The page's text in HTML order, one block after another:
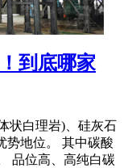
到底哪家
状白理岩)、硅灰石
势地位。 其中碳酸
品位高、高纯白碳